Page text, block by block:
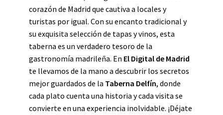
corazón de Madrid que cautiva a locales y
turistas por igual. Con su encanto tradicional y
su exquisita selección de tapas y vinos, esta
taberna es un verdadero tesoro de la
gastronomía madrileña. En El Digital de Madrid
te llevamos de la mano a descubrir los secretos
mejor guardados de la Taberna Delfín, donde
cada plato cuenta una historia y cada visita se
convierte en una experiencia inolvidable. ¡Déjate